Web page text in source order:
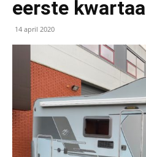
eerste
14 april 2020